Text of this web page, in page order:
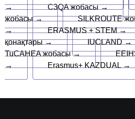
→
C3QA жобасы →
жобасы →
SILKROUTE
→
ERASMUS + STEM →
қонақтары →
IUCLAND →
TuCAHEA жобасы →
→
Erasmus+ KAZDUAL →